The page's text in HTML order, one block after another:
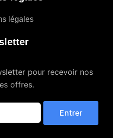
légales
pour recevoir nos
offres.
Entrer